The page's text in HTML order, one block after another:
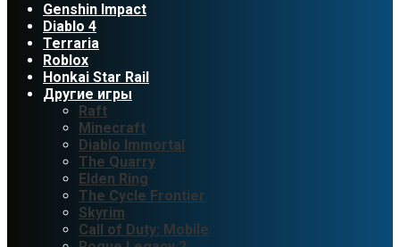
Genshin Impact
Diablo 4
Terraria
Roblox
Honkai Star Rail
Другие игры
Raft
Minecraft
Diablo Immortal
The Quarry
Elden Ring
The Cycle Frontier
Skyrim
Call of Duty: Mobile